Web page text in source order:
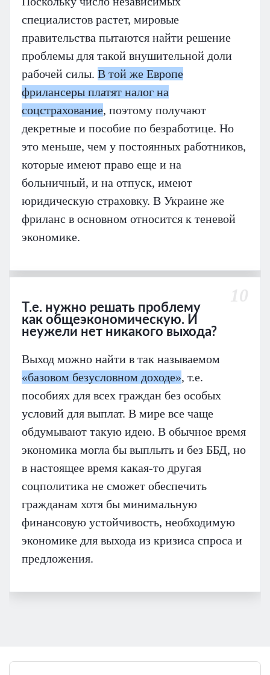
специалистов растет, мировые
правительства пытаются найти решение
проблемы для такой внушительной доли
рабочей силы. В той же Европе
фрилансеры платят налог на
соцстрахование, поэтому получают
декретные и пособие по безработице. Но
это меньше, чем у постоянных работников,
которые имеют право еще и на
больничный, и на отпуск, имеют
юридическую страховку. В Украине же
фриланс в основном относится к теневой
экономике.
Т.е. нужно решать проблему
как общеэкономическую. И
неужели нет никакого выхода?
Выход можно найти в так называемом
«базовом безусловном доходе», т.е.
пособиях для всех граждан без особых
условий для выплат. В мире все чаще
обдумывают такую идею. В обычное время
экономика могла бы выплыть и без ББД, но
в настоящее время какая-то другая
соцполитика не сможет обеспечить
гражданам хотя бы минимальную
финансовую устойчивость, необходимую
экономике для выхода из кризиса спроса и
предложения.